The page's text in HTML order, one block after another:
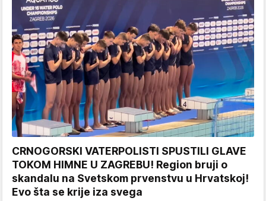
CRNOGORSKI VATERPOLISTI SPUSTILI GLAVE
TOKOM HIMNE U ZAGREBU! Region bruji o
skandalu na Svetskom prvenstvu u Hrvatskoj!
Evo šta se krije iza svega